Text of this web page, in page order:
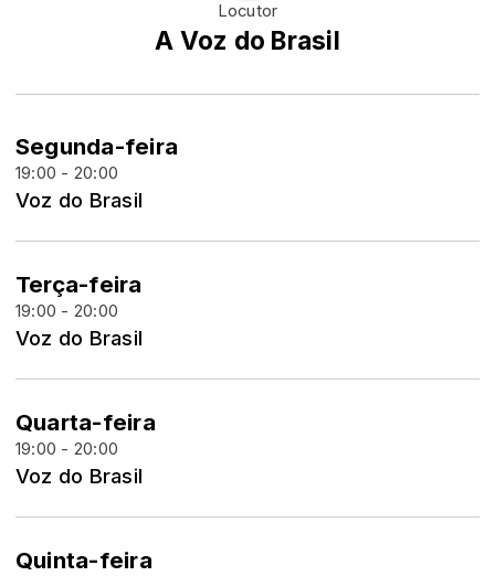
Locutor
A Voz do Brasil
Segunda-feira
19:00 - 20:00
Voz do Brasil
Terça-feira
19:00 - 20:00
Voz do Brasil
Quarta-feira
19:00 - 20:00
Voz do Brasil
Quinta-feira